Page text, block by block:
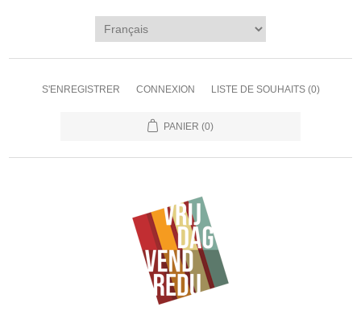
S'ENREGISTRER CONNEXION LISTE DE SOUHAITS (0)
PANIER (0)